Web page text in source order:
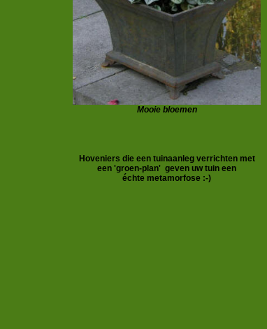
Mooie bloemen
Hoveniers die een tuinaanleg verrichten met
een 'groen-plan' geven uw tuin een
échte metamorfose :-)